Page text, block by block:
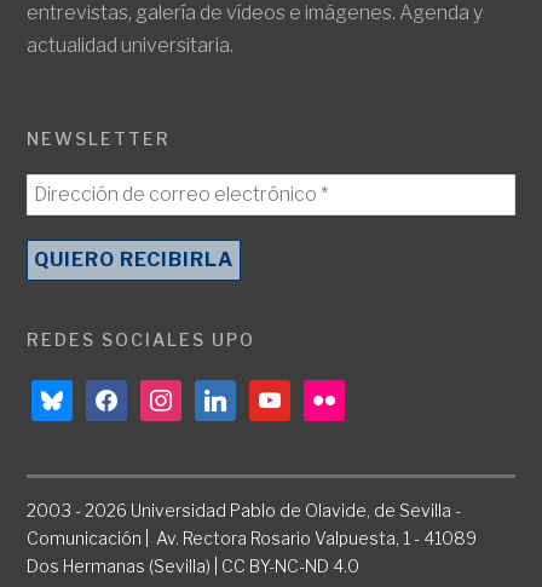
entrevistas, galería de vídeos e imágenes. Agenda y
actualidad universitaria.
NEWSLETTER
REDES SOCIALES UPO
blueskyfacebookinstagramlinkedinyoutubeflickr
2003 - 2026 Universidad Pablo de Olavide, de Sevilla -
Comunicación | Av. Rectora Rosario Valpuesta, 1 - 41089
Dos Hermanas (Sevilla) | CC BY-NC-ND 4.0